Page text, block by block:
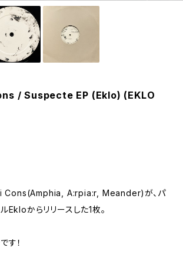
/ Suspecte EP (Eklo) (EKLO
Cons(Amphia, A:rpia:r, Meander)が、パ
Ekloからリリースした1枚。
す！